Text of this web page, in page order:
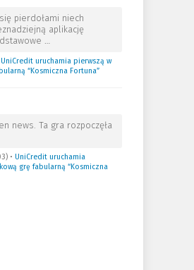
pierdołami niech
aplikację
…
UniCredit uruchamia pierwszą w
“Kosmiczna Fortuna”
news. Ta gra rozpoczęła
• UniCredit uruchamia
grę fabularną “Kosmiczna